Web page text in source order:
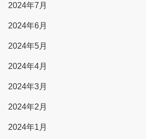
2024年7月
2024年6月
2024年5月
2024年4月
2024年3月
2024年2月
2024年1月